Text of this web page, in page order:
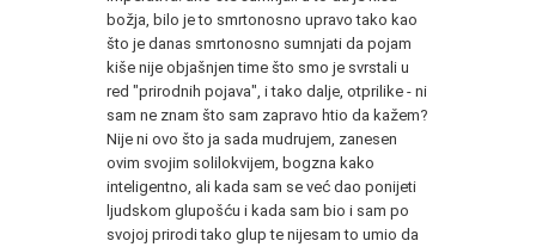
božja, bilo je to smrtonosno upravo tako kao
što je danas smrtonosno sumnjati da pojam
kiše nije objašnjen time što smo je svrstali u
red "prirodnih pojava", i tako dalje, otprilike - ni
sam ne znam što sam zapravo htio da kažem?
Nije ni ovo što ja sada mudrujem, zanesen
ovim svojim solilokvijem, bogzna kako
inteligentno, ali kada sam se već dao ponijeti
ljudskom glupošću i kada sam bio i sam po
svojoj prirodi tako glup te nijesam to umio da